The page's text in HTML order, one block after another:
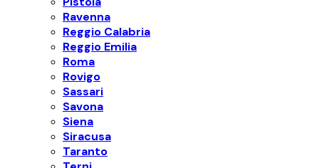
Ravenna
Reggio Calabria
Reggio Emilia
Roma
Rovigo
Sassari
Savona
Siena
Siracusa
Taranto